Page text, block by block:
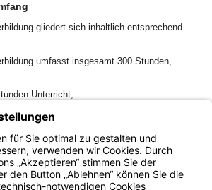
gliedert sich inhaltlich entsprechend
umfasst insgesamt 300 Stunden,
Unterricht,
im Umfang von 16 Stunden und
für die Durchführung eines
mit Erstellung eines Projektberichts.